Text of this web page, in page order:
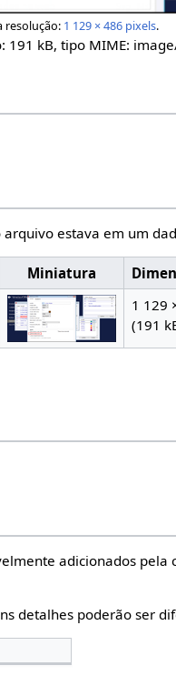
resolução: 1 129 × 486 pixels.
191 kB, tipo MIME:
estava em um
Miniatura
1 129
(191
adicionados
detalhes poderão ser